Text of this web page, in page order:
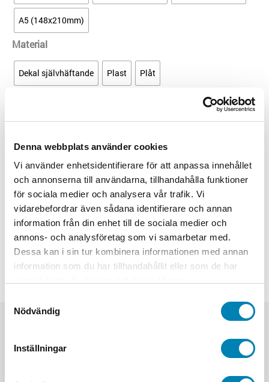
Denna webbplats använder cookies
Vi använder enhetsidentifierare för att anpassa innehållet
och annonserna till användarna, tillhandahålla funktioner
för sociala medier och analysera vår trafik. Vi
vidarebefordrar även sådana identifierare och annan
information från din enhet till de sociala medier och
annons- och analysföretag som vi samarbetar med.
Dessa kan i sin tur kombinera informationen med annan
information som du har tillhandahållit eller som de har
Nödvändig
Inställningar
A5 (148x210mm)
Material
Dekal självhäftande Plast Plåt
att
vistas
under
mängd
Artikelnummer
38-1589
Kategorier Varningsskyltar,Varningsskyltar för industri, lager och
verkstad
Storlek
A2 (420x594mm), A3
(297x420mm), A4 (210x297mm),
A5 (148x210mm)
Material
Dekal självhäftande, Plast, Plåt
Relaterade produkter